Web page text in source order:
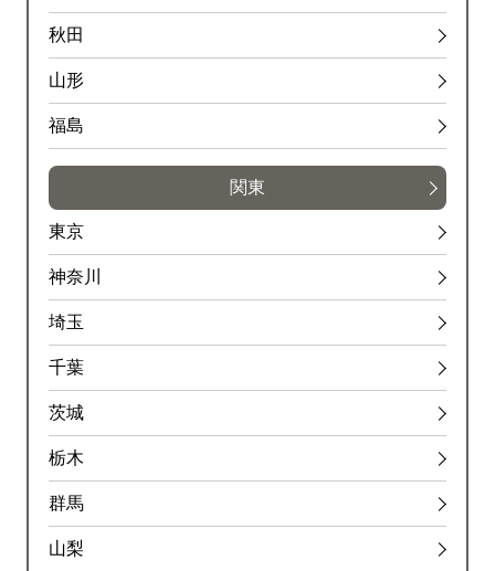
秋田
山形
福島
関東
東京
神奈川
埼玉
千葉
茨城
栃木
群馬
山梨